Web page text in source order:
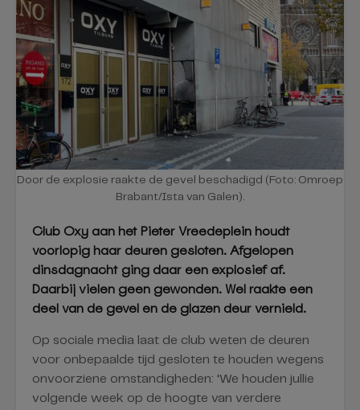
Door de explosie raakte de gevel beschadigd (Foto: Omroep
Brabant/Ista van Galen).
Club Oxy aan het Pieter Vreedeplein houdt
voorlopig haar deuren gesloten. Afgelopen
dinsdagnacht ging daar een explosief af.
Daarbij vielen geen gewonden. Wel raakte een
deel van de gevel en de glazen deur vernield.
Op sociale media laat de club weten de deuren
voor onbepaalde tijd gesloten te houden wegens
onvoorziene omstandigheden: ‘We houden jullie
volgende week op de hoogte van verdere